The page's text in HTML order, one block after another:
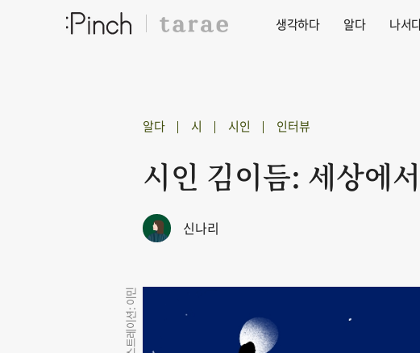
생각하다 알다 나서
알다 시 시인 인터뷰
시인 김이듬: 세상에
신나리
일러스트레이션: 이민